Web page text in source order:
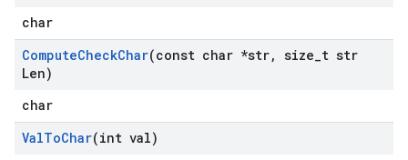
char
ComputeCheckChar(const char *str, size t str
Len)
char
ValToChar(int val)